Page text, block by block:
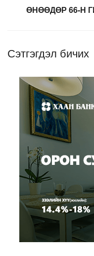
ӨНӨӨДӨР 66-Н
Сэтгэгдэл бичих